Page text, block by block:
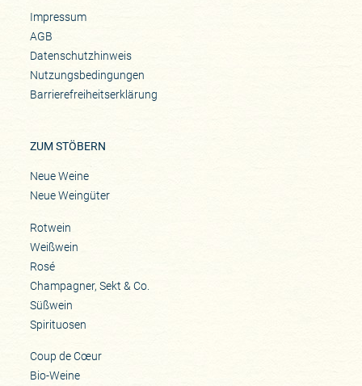
Impressum
AGB
Datenschutzhinweis
Nutzungsbedingungen
Barrierefreiheitserklärung
ZUM STÖBERN
Neue Weine
Neue Weingüter
Rotwein
Weißwein
Rosé
Champagner, Sekt & Co.
Süßwein
Spirituosen
Coup de Cœur
Bio-Weine